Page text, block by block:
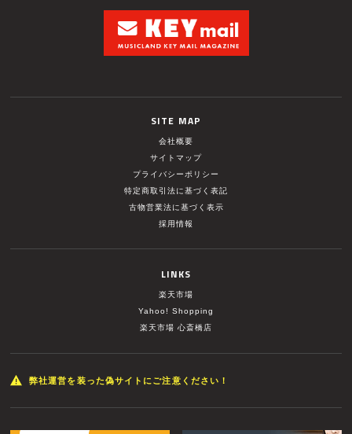
SITE MAP
会社概要
サイトマップ
プライバシーポリシー
特定商取引法に基づく表記
古物営業法に基づく表示
採用情報
LINKS
楽天市場
Yahoo! Shopping
楽天市場 心斎橋店
弊社運営を装った偽サイトにご注意ください！